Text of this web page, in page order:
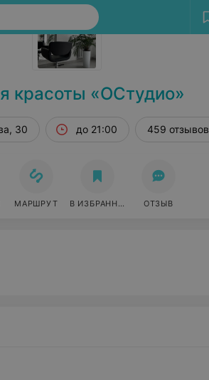
красоты «ОСтудио»
30 до 21:00 459 отзывов
МАРШРУТ В ИЗБРАННОЕ ОТЗЫВ